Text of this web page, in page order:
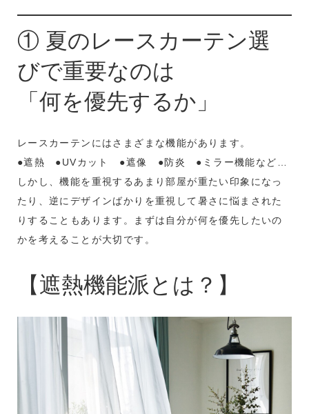
① 夏のレースカーテン選
びで重要なのは
「何を優先するか」
レースカーテンにはさまざまな機能があります。
●遮熱 ●UVカット ●遮像 ●防炎 ●ミラー機能など…
しかし、機能を重視するあまり部屋が重たい印象になっ
たり、逆にデザインばかりを重視して暑さに悩まされた
りすることもあります。まずは自分が何を優先したいの
かを考えることが大切です。
【遮熱機能派とは？】